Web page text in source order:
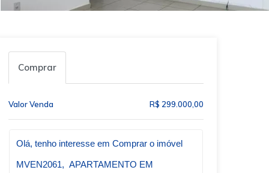
Comprar
Valor Venda R$ 299.000,00